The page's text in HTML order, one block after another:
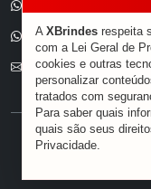
(11) 96585-7462
E-mail
A XBrindes respeita
com a Lei Geral de
cookies e outras
personalizar
tratados com
Para saber quais
quais são seus
Privacidade.